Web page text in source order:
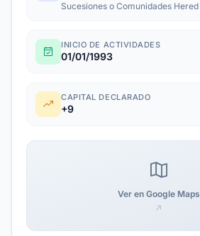
Sucesiones o Comunidades Hered
INICIO DE ACTIVIDADES
01/01/1993
CAPITAL DECLARADO
+9
Ver en Google Maps